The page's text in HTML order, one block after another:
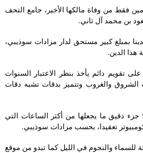
فقط من وفاة مالكها الأخير، جامع التحف
بن محمد آل ثاني.
بمبلغ كبير مستحق لدار مزادات سوذيبي،
هذا الدين.
على تقويم دائم يأخذ بنظر الاعتبار السنوات
الشروق والغروب وتتميز بدقات تشبه دقات
وتتكون الساعة من 900 جزء دقيق ما يجعلها من أكثر الساعات التي
تعقيدا، بحسب مزادات سوذيبي.
للسماء والنجوم في الليل كما تبدو من موقع